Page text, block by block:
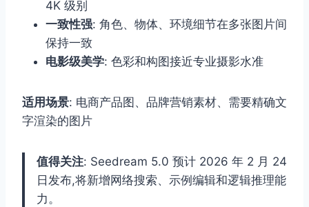
4K 级别
一致性强: 角色、物体、环境细节在多张图片间
保持一致
电影级美学: 色彩和构图接近专业摄影水准
适用场景: 电商产品图、品牌营销素材、需要精确文
字渲染的图片
值得关注: Seedream 5.0 预计 2026 年 2 月 24
日发布,将新增网络搜索、示例编辑和逻辑推理能
力。